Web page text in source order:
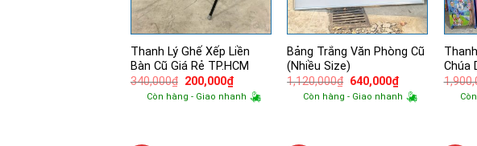
Thanh Lý Ghế Xếp Liền
Bàn Cũ Giá Rẻ TP.HCM
340,000₫ Giá
gốc
là:
200,000₫Giá
hiện
tại
Còn hàng - Giao nhanh
Bảng Trắng Văn Phòng Cũ
(Nhiều Size)
1,120,000₫ Giá
gốc
là:
640,000₫Giá
hiện
tại
Còn hàng - Giao nhanh
Chúa